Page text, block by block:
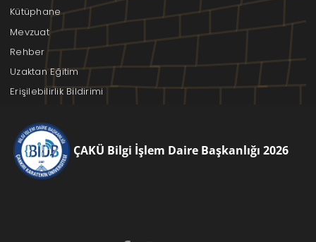
Kütüphane
Mevzuat
Rehber
Uzaktan Eğitim
Erişilebilirlik Bildirimi
ÇAKÜ Bilgi İşlem Daire Başkanlığı 2026